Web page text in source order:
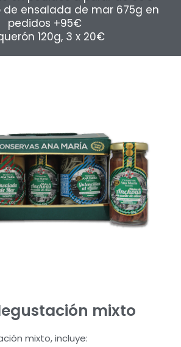
de ensalada de mar 675g en
pedidos +95€
120g, 3 x 20€
mixto
mixto, incluye: